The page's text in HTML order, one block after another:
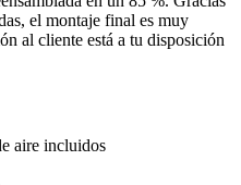
el montaje final es muy
al cliente está a tu disposición
aire incluidos